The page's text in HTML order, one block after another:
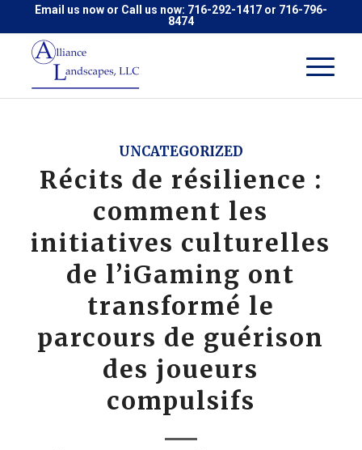
Email us nowor Call us now: 716-292-1417or 716-796-
8474
UNCATEGORIZED
Récits de résilience :
comment les
initiatives culturelles
de l’iGaming ont
transformé le
parcours de guérison
des joueurs
compulsifs